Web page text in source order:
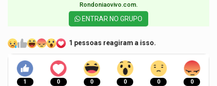
Rondoniaovivo.com.​
ENTRAR NO GRUPO
1 pessoas reagiram a isso.
1 0 0 0 0 0